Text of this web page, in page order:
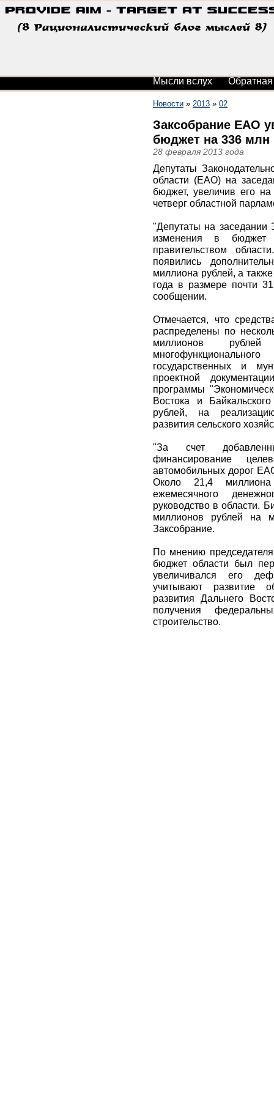
Мысли вслух Обратная
Новости » 2013 » 02
Заксобрание ЕАО
бюджет на 336 млн
28 февраля 2013 года
Депутаты
области (ЕАО) на
бюджет, увеличив его
четверг областной
"Депутаты на заседании
изменения в
правительством
появились
миллиона рублей, а
года в размере почти
сообщении.
Отмечается, что
распределены по
миллионов
государственных и
проектной
программы
Востока и
рублей, на
развития сельского
"За счет
финансирование
автомобильных дорог
Около 21,4
ежемесячного
руководство в области.
миллионов рублей на
Заксобрание.
По мнению
бюджет области был
увеличивался его
учитывают развитие
развития Дальнего
получения
строительство.